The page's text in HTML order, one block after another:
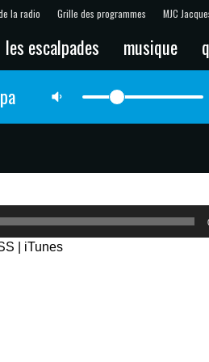
la radio Grille des programmes MJC
les escalpades musique
iTunes